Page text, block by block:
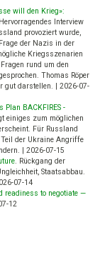
will den Krieg»:
Hervorragendes Interview
provoziert wurde,
der Nazis in der
Kriegsszenarien
rund um den
Thomas Röper
gut darstellen.
2026-07-
BACKFIRES -
einiges zum möglichen
Für Russland
der Ukraine Angriffe
2026-07-15
. Rückgang der
Staatsabbau.
07-14
readiness to negotiate —
12